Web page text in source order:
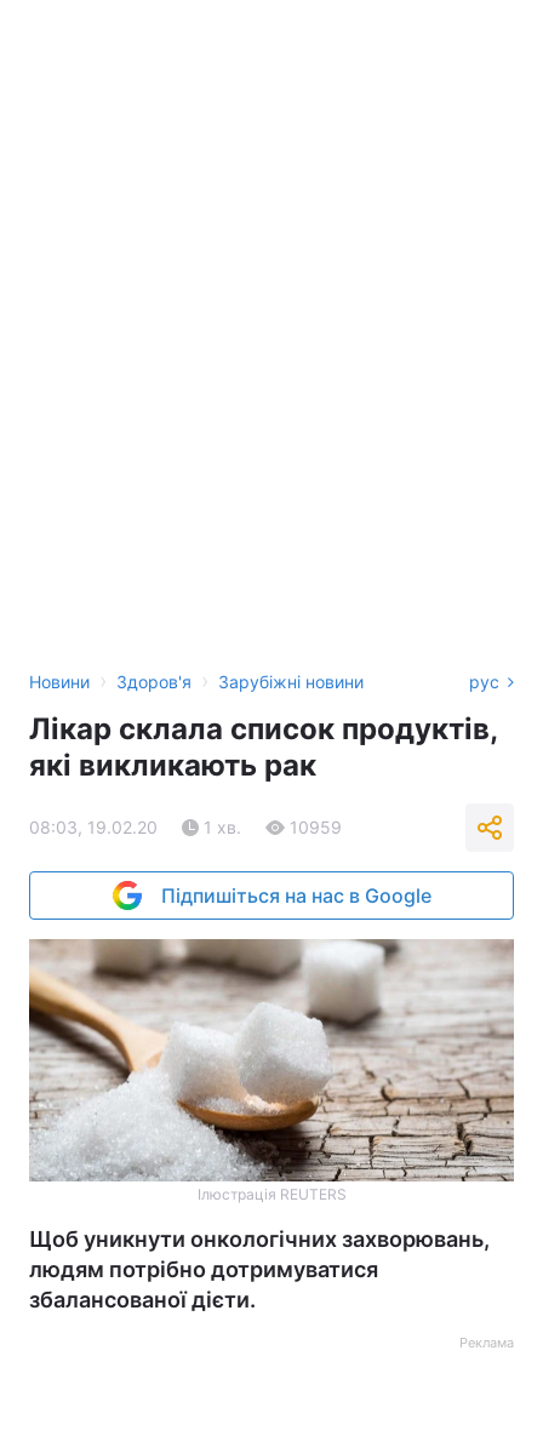
Новини › Здоров'я › Зарубіжні новини рус
Лікар склала список продуктів,
які викликають рак
08:03, 19.02.20 1 хв. 10959
Підпишіться на нас в Google
Ілюстрація REUTERS
Щоб уникнути онкологічних захворювань,
людям потрібно дотримуватися
збалансованої дієти.
Реклама